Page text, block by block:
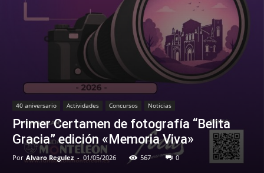
40 aniversario Actividades Concursos Noticias
Primer Certamen de fotografía “Belita
Gracia” edición «Memoria Viva»
Por Alvaro Regulez - 01/05/2026 567 0